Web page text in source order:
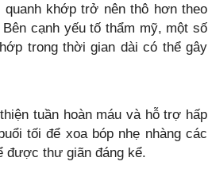
khớp trở nên thô hơn theo
cạnh yếu tố thẩm mỹ, một số
trong thời gian dài có thể gây
tuần hoàn máu và hỗ trợ hấp
tối để xoa bóp nhẹ nhàng các
được thư giãn đáng kể.